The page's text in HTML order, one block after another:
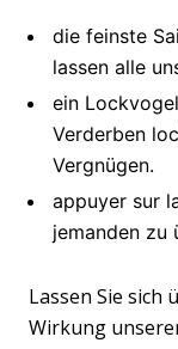
die feinste
lassen alle
ein
Verderben
Vergnügen.
appuyer sur
jemanden zu
Lassen Sie sich
Wirkung